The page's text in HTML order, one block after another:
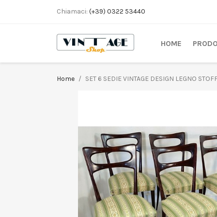
Chiamaci: (+39) 0322 53440
HOME
Home SET 6 SEDIE VINTAGE DESIGN LEGNO